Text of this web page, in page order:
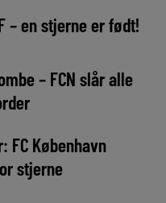
– en stjerne er født!
– FCN slår alle
FC København
stjerne